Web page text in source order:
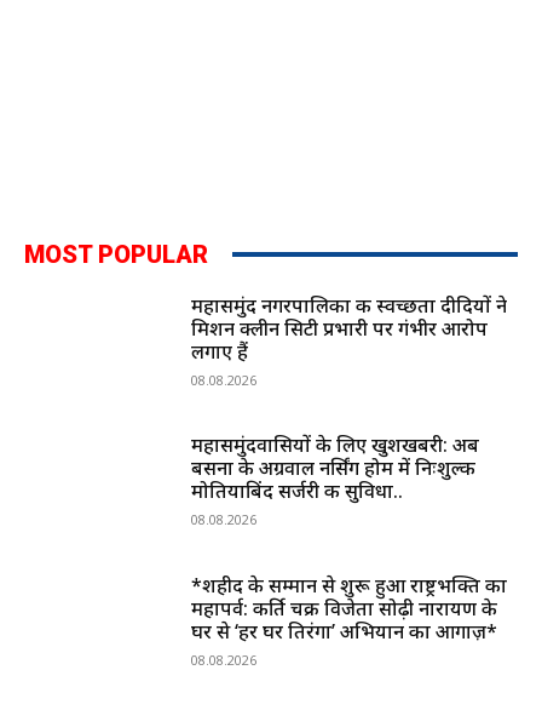
MOST POPULAR
महासमुंद नगरपालिका की स्वच्छता दीदियों ने
मिशन क्लीन सिटी प्रभारी पर गंभीर आरोप
लगाए हैं
08.08.2026
महासमुंदवासियों के लिए खुशखबरी: अब
बसना के अग्रवाल नर्सिंग होम में निःशुल्क
मोतियाबिंद सर्जरी की सुविधा..
08.08.2026
*शहीद के सम्मान से शुरू हुआ राष्ट्रभक्ति का
महापर्व: कीर्ति चक्र विजेता सोढ़ी नारायण के
घर से ‘हर घर तिरंगा’ अभियान का आगाज़*
08.08.2026